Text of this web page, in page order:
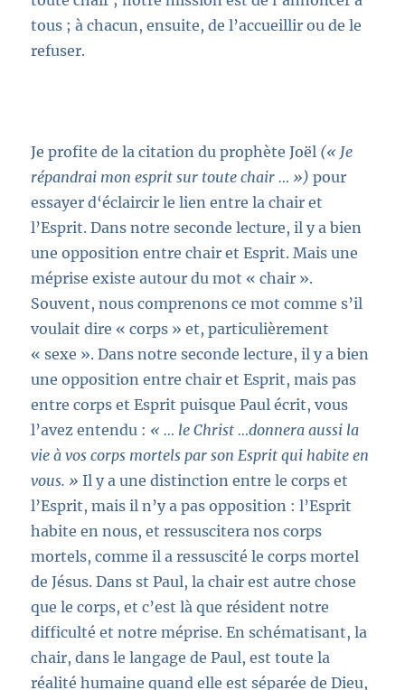
tous ; à chacun, ensuite, de l’accueillir ou de le
refuser.
Je profite de la citation du prophète Joël (« Je
répandrai mon esprit sur toute chair … ») pour
essayer d‘éclaircir le lien entre la chair et
l’Esprit. Dans notre seconde lecture, il y a bien
une opposition entre chair et Esprit. Mais une
méprise existe autour du mot « chair ».
Souvent, nous comprenons ce mot comme s’il
voulait dire « corps » et, particulièrement
« sexe ». Dans notre seconde lecture, il y a bien
une opposition entre chair et Esprit, mais pas
entre corps et Esprit puisque Paul écrit, vous
l’avez entendu : « … le Christ …donnera aussi la
vie à vos corps mortels par son Esprit qui habite en
vous. » Il y a une distinction entre le corps et
l’Esprit, mais il n’y a pas opposition : l’Esprit
habite en nous, et ressuscitera nos corps
mortels, comme il a ressuscité le corps mortel
de Jésus. Dans st Paul, la chair est autre chose
que le corps, et c’est là que résident notre
difficulté et notre méprise. En schématisant, la
chair, dans le langage de Paul, est toute la
réalité humaine quand elle est séparée de Dieu,